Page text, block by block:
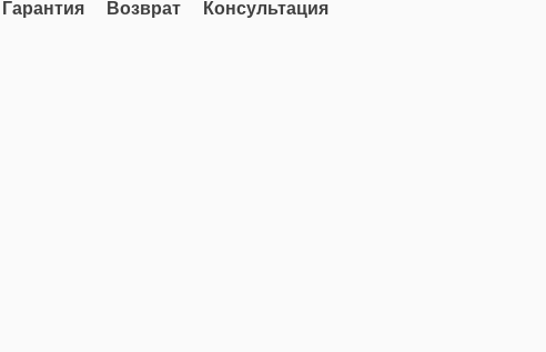
Гарантия Возврат Консультация